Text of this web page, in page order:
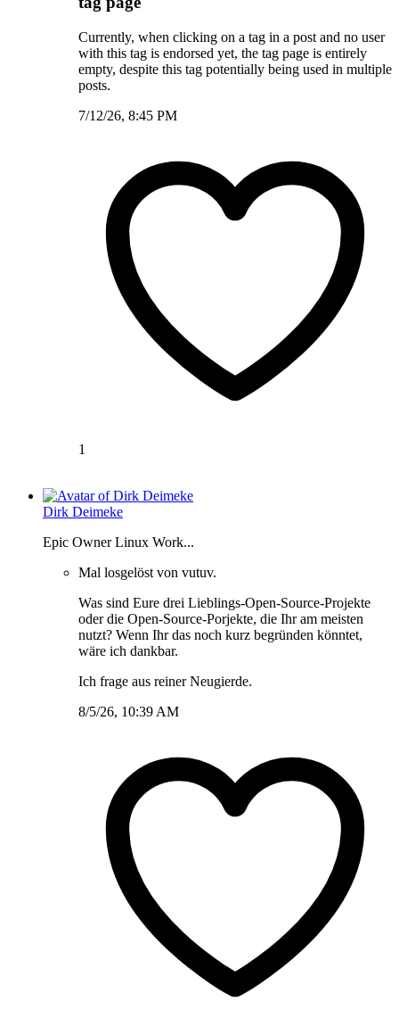
Currently, when clicking on a tag in a post and no user
with this tag is endorsed yet, the tag page is entirely
empty, despite this tag potentially being used in multiple
posts.
7/12/26, 8:45 PM
1
Dirk Deimeke
Epic Owner Linux Work...
Mal losgelöst von vutuv.
Was sind Eure drei Lieblings-Open-Source-Projekte
oder die Open-Source-Porjekte, die Ihr am meisten
nutzt? Wenn Ihr das noch kurz begründen könntet,
wäre ich dankbar.
Ich frage aus reiner Neugierde.
8/5/26, 10:39 AM